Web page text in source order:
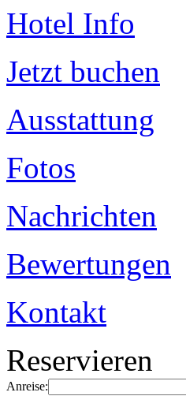
Hotel Info
Jetzt buchen
Ausstattung
Fotos
Nachrichten
Bewertungen
Kontakt
Reservieren
Anreise: